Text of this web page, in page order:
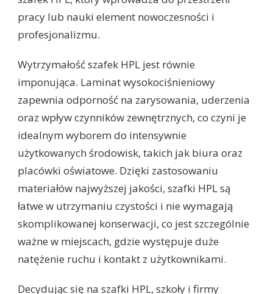
pracy lub nauki element nowoczesności i
profesjonalizmu.
Wytrzymałość szafek HPL jest równie
imponująca. Laminat wysokociśnieniowy
zapewnia odporność na zarysowania, uderzenia
oraz wpływ czynników zewnętrznych, co czyni je
idealnym wyborem do intensywnie
użytkowanych środowisk, takich jak biura oraz
placówki oświatowe. Dzięki zastosowaniu
materiałów najwyższej jakości, szafki HPL są
łatwe w utrzymaniu czystości i nie wymagają
skomplikowanej konserwacji, co jest szczególnie
ważne w miejscach, gdzie występuje duże
natężenie ruchu i kontakt z użytkownikami.
Decydując się na szafki HPL, szkoły i firmy